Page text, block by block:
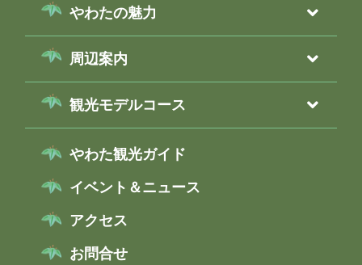
やわたの魅力
周辺案内
観光モデルコース
やわた観光ガイド
イベント＆ニュース
アクセス
お問合せ